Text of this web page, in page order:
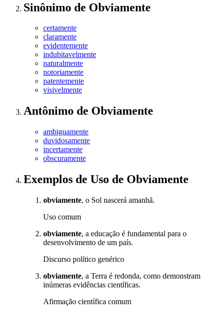
Sinônimo de Obviamente
certamente
claramente
evidentemente
indubitavelmente
naturalmente
notoriamente
patentemente
visivelmente
Antônimo de Obviamente
ambiguamente
duvidosamente
incertamente
obscuramente
Exemplos de Uso de Obviamente
obviamente, o Sol nascerá amanhã.
Uso comum
obviamente, a educação é fundamental para o
desenvolvimento de um país.
Discurso político genérico
obviamente, a Terra é redonda, como demonstram
inúmeras evidências científicas.
Afirmação científica comum